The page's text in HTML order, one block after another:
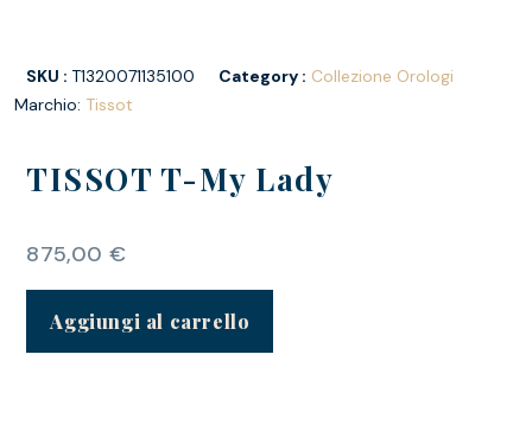
SKU :T1320071135100 Category : Collezione Orologi
Marchio: Tissot
TISSOT T-My Lady
875,00 €
Aggiungi al carrello